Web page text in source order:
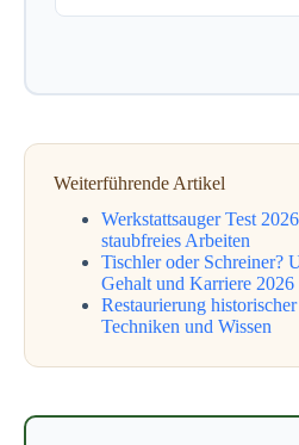
Weiterführende Artikel
Werkstattsauger Test
staubfreies Arbeiten
Tischler oder Schreiner?
Gehalt und Karriere 2026
Restaurierung
Techniken und Wissen